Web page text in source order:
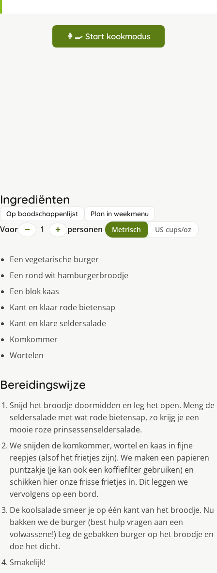
👩‍🍳 Start kookmodus
Ingrediënten
Op boodschappenlijst Plan in weekmenu
Voor − 1 + personen Metrisch US cups/oz
Een vegetarische burger
Een rond wit hamburgerbroodje
Een blok kaas
Kant en klaar rode bietensap
Kant en klare seldersalade
Komkommer
Wortelen
Bereidingswijze
Snijd het broodje doormidden en leg het open. Meng de
seldersalade met wat rode bietensap, zo krijg je een
mooie roze prinsessenseldersalade.
We snijden de komkommer, wortel en kaas in fijne
reepjes (alsof het frietjes zijn). We maken een papieren
puntzakje (je kan ook een koffiefilter gebruiken) en
schikken hier onze frisse frietjes in. Dit leggen we
vervolgens op een bord.
De koolsalade smeer je op één kant van het broodje. Nu
bakken we de burger (best hulp vragen aan een
volwassene!) Leg de gebakken burger op het broodje en
doe het dicht.
Smakelijk!